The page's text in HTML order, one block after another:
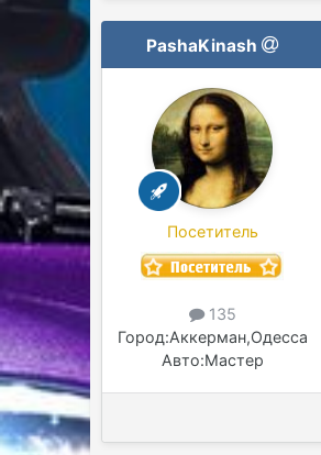
PashaKinash
Посетитель
135
Город:Аккерман,Одесса
Авто:Мастер